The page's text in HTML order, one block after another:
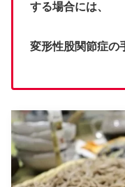
する場合には、
変形性股関節症の